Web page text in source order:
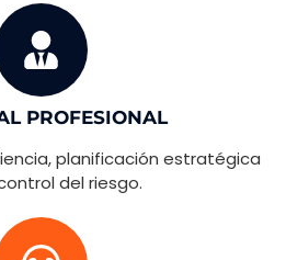
PROFESIONAL
planificación estratégica
del riesgo.